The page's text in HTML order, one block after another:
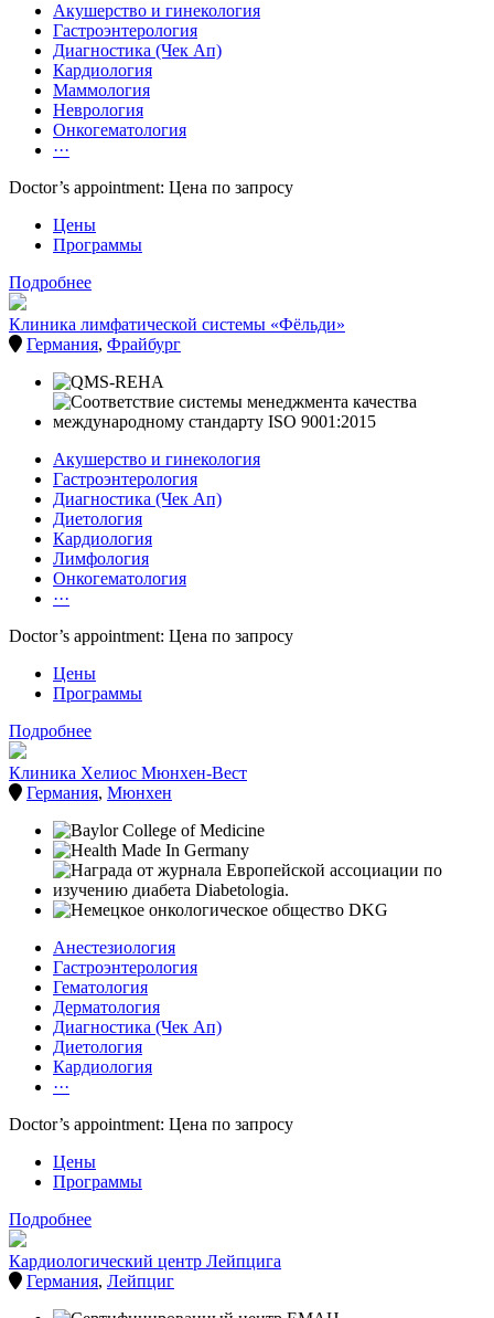
Акушерство и гинекология
Гастроэнтерология
Диагностика (Чек Ап)
Кардиология
Маммология
Неврология
Онкогематология
···
Doctor’s appointment: Цена по запросу
Цены
Программы
Подробнее
Клиника лимфатической системы «Фёльди»
Германия, Фрайбург
Акушерство и гинекология
Гастроэнтерология
Диагностика (Чек Ап)
Диетология
Кардиология
Лимфология
Онкогематология
···
Doctor’s appointment: Цена по запросу
Цены
Программы
Подробнее
Клиника Хелиос Мюнхен-Вест
Германия, Мюнхен
Анестезиология
Гастроэнтерология
Гематология
Дерматология
Диагностика (Чек Ап)
Диетология
Кардиология
···
Doctor’s appointment: Цена по запросу
Цены
Программы
Подробнее
Кардиологический центр Лейпцига
Германия, Лейпциг